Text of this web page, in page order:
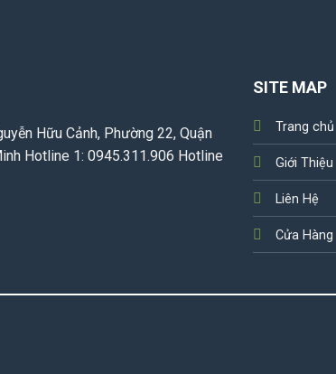
Hữu Cảnh, Phường 22, Quận
Hotline 1: 0945.311.906 Hotline
SITE MAP
Trang chủ
Giới Thiệu
Liên Hệ
Cửa Hàng